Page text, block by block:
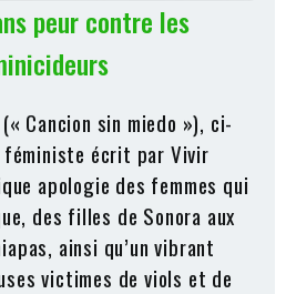
peur contre les
Cancion sin miedo »), ci-
féministe écrit par Vivir
apologie des femmes qui
des filles de Sonora aux
ainsi qu’un vibrant
victimes de viols et de